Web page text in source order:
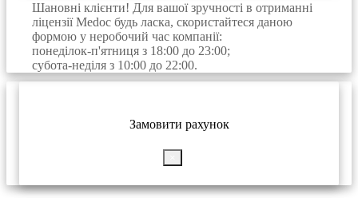
Шановні клієнти! Для вашої зручності в отриманні
ліцензії Medoc будь ласка, скористайтеся даною
формою у неробочий час компанії:
понеділок-п'ятниця з 18:00 до 23:00;
субота-неділя з 10:00 до 22:00.
Замовити рахунок